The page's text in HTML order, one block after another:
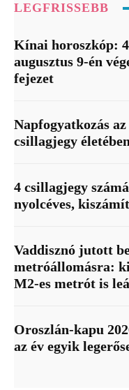
LEGFRISSEBB
Kínai horoszkóp:
augusztus 9-én
fejezet
Napfogyatkozás
csillagjegy
4 csillagjegy
nyolcéves,
Vaddisznó jutott
metróállomásra:
M2-es metrót is
Oroszlán-kapu
az év egyik